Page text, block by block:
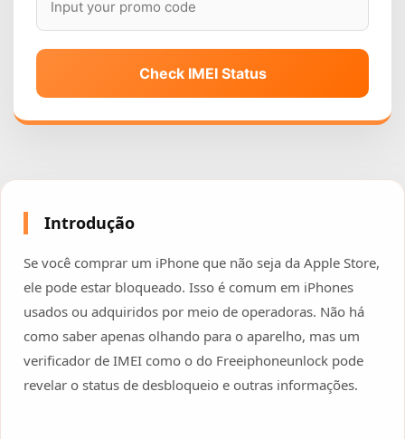
Check IMEI Status
Introdução
Se você comprar um iPhone que não seja da Apple Store,
ele pode estar bloqueado. Isso é comum em iPhones
usados ou adquiridos por meio de operadoras. Não há
como saber apenas olhando para o aparelho, mas um
verificador de IMEI como o do Freeiphoneunlock pode
revelar o status de desbloqueio e outras informações.